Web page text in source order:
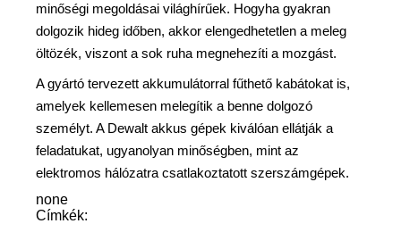
minőségi megoldásai világhírűek. Hogyha gyakran
dolgozik hideg időben, akkor elengedhetetlen a meleg
öltözék, viszont a sok ruha megnehezíti a mozgást.
A gyártó tervezett akkumulátorral fűthető kabátokat is,
amelyek kellemesen melegítik a benne dolgozó
személyt. A Dewalt akkus gépek kiválóan ellátják a
feladatukat, ugyanolyan minőségben, mint az
elektromos hálózatra csatlakoztatott szerszámgépek.
none
Címkék: